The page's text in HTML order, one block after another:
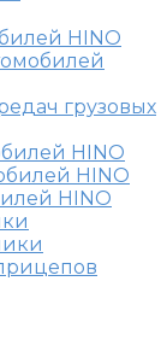
HINO
грузовых
HINO
HINO
HINO